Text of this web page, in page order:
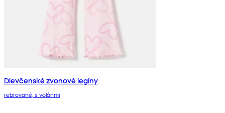
Dievčenské zvonové legíny
rebrované, s volánmi